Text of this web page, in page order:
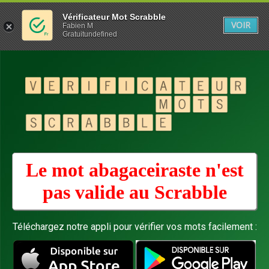
Le mot abagaceiraste n'est
pas valide au Scrabble
Téléchargez notre appli pour vérifier vos mots facilement :
Vérificateur Mot Scrabble
Fabien M
Gratuitundefined
VOIR